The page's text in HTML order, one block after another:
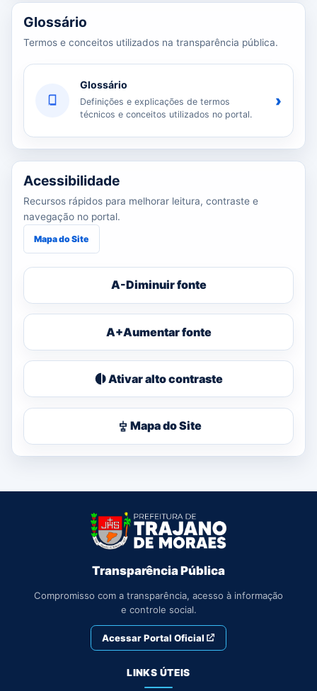
Glossário
Termos e conceitos utilizados na transparência pública.
Glossário
Definições e explicações de termos
técnicos e conceitos utilizados no portal.
›
Acessibilidade
Recursos rápidos para melhorar leitura, contraste e
navegação no portal.
Mapa do Site
A-Diminuir fonte
A+Aumentar fonte
Ativar alto contraste
Mapa do Site
Transparência Pública
Compromisso com a transparência, acesso à informação
e controle social.
Acessar Portal Oficial
LINKS ÚTEIS